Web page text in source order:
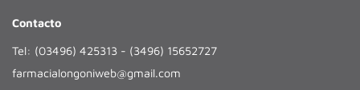
Contacto
Tel: (03496) 425313 - (3496) 15652727
farmacialongoniweb@gmail.com